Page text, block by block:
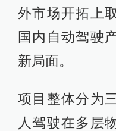
外市场开拓上
国内自动驾驶
新局面。
项目整体分为
人驾驶在多层